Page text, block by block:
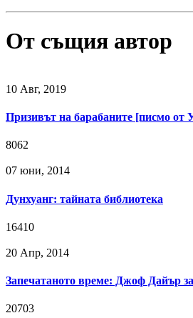
От същия автор
10 Авг, 2019
Призивът на барабаните [писмо от
8062
07 юни, 2014
Дунхуанг: тайната библиотека
16410
20 Апр, 2014
Запечатаното време: Джоф Дайър
20703